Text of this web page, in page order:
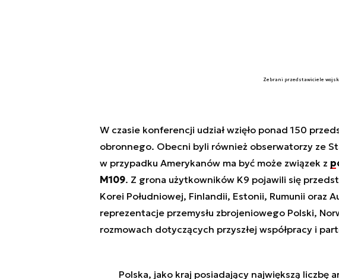
Zebrani przedstawiciele
W czasie konferencji udział wzięło ponad 150
obronnego. Obecni byli również obserwatorzy ze
w przypadku Amerykanów ma być może związek z
M109. Z grona użytkowników K9 pojawili się
Korei Południowej, Finlandii, Estonii, Rumunii oraz
reprezentacje przemysłu zbrojeniowego Polski,
rozmowach dotyczących przyszłej współpracy i
Polska, jako kraj posiadający największą liczbę